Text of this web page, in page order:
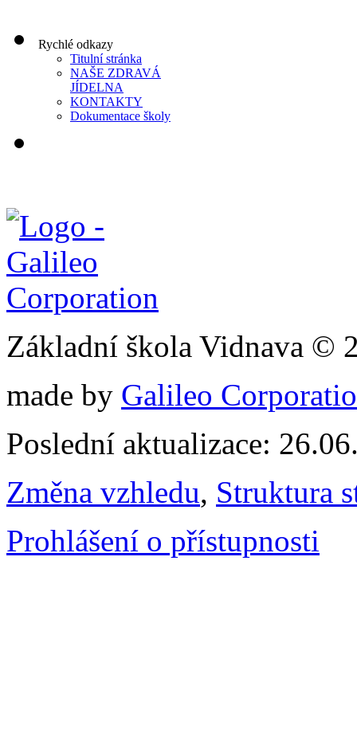
Rychlé odkazy
Titulní stránka
NAŠE ZDRAVÁ
JÍDELNA
KONTAKTY
Dokumentace školy
Základní škola Vidnava ©
made by Galileo
Poslední aktualizace:
Změna vzhledu, Struktura
Prohlášení o přístupnosti